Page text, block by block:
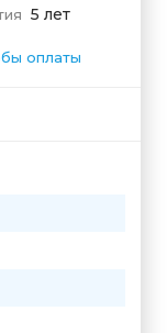
5 лет
оплаты